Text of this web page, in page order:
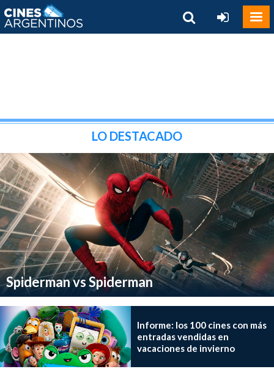
LO DESTACADO
Spiderman vs Spiderman
Informe: los 100 cines con más
entradas vendidas en
vacaciones de invierno